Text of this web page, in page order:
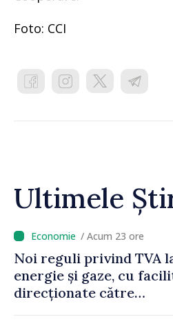
Foto: CCI
Ultimele
/ Acum 23 ore
Noi reguli privind TVA
energie și gaze, cu
direcționate către